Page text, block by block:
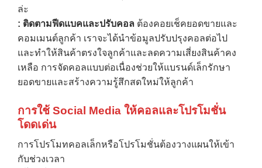
ล่ะ
: ติดตามฟีดแบคและปรับคอล ต้องคอยเช็คยอดขายและ
คอมเมนต์ลูกค้า เราจะได้นำข้อมูลปรับปรุงคอลต่อไป
และทำให้สินค้าตรงใจลูกค้าและลดความเสี่ยงสินค้าคง
เหลือ การจัดคอลแบบต่อเนื่องช่วยให้แบรนด์เล็กรักษา
ยอดขายและสร้างความรู้สึกสดใหม่ให้ลูกค้า
การใช้ Social Media ให้คอลและโปรโมชั่น
โดดเด่น
การโปรโมทคอลเล็กหรือโปรโมชั่นต้องวางแผนให้เข้า
กับช่วงเวลา